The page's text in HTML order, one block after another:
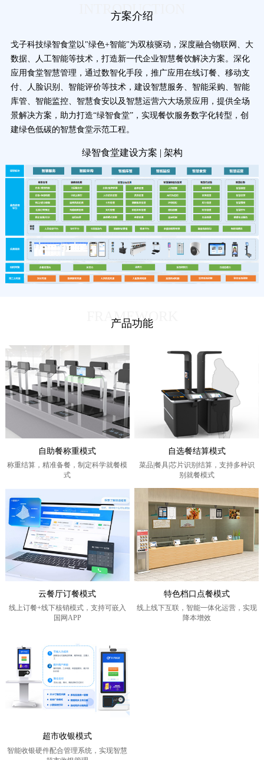
INTRODUCTION
方案介绍
戈子科技绿智食堂以"绿色+智能"为双核驱动，深度融合物联网、大
数据、人工智能等技术，打造新一代企业智慧餐饮解决方案。深化
应用食堂智慧管理，通过数智化手段，推广应用在线订餐、移动支
付、人脸识别、智能评价等技术，建设智慧服务、智能采购、智能
库管、智能监控、智慧食安以及智慧运营六大场景应用，提供全场
景解决方案，助力打造“绿智食堂”，实现餐饮服务数字化转型，创
建绿色低碳的智慧食堂示范工程。
绿智食堂建设方案 | 架构
FRAMEWORK
产品功能
自助餐称重模式
称重结算，精准备餐，制定科学就餐模
式
自选餐结算模式
菜品|餐具|芯片识别结算，支持多种识
别就餐模式
云餐厅订餐模式
线上订餐+线下核销模式，支持可嵌入
国网APP
特色档口点餐模式
线上线下互联，智能一体化运营，实现
降本增效
超市收银模式
智能收银硬件配合管理系统，实现智慧